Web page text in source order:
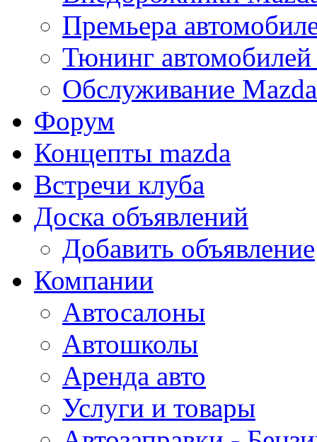
Премьера
Тюнинг
Обслуживание Mazda
Форум
Концепты mazda
Встречи клуба
Доска объявлений
Добавить объявление
Компании
Автосалоны
Автошколы
Аренда авто
Услуги и товары